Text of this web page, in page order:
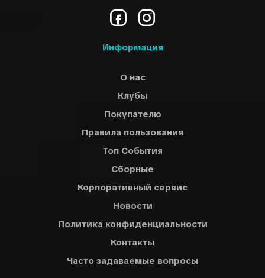
Информация
О нас
Клубы
Покупателю
Правила пользования
Топ События
Сборные
Корпоративный сервис
Новости
Политика конфиденциальности
Контакты
Часто задаваемые вопросы